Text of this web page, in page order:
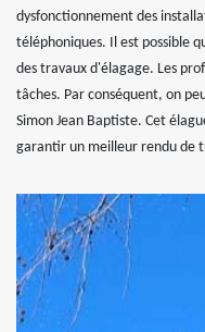
dysfonctionnement des
téléphoniques. Il est possible
des travaux d'élagage. Les
tâches. Par conséquent, on
Simon Jean Baptiste. Cet
garantir un meilleur rendu de